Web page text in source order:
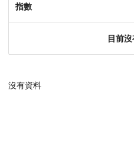
指數
目前
沒有資料